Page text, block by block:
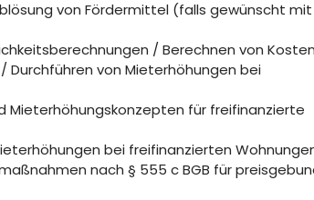
von Fördermittel (falls gewünscht mit
/ Berechnen von
Durchführen von Mieterhöhungen bei
Mieterhöhungskonzepten für freifinanzierte
bei freifinanzierten
nach § 555 c BGB für